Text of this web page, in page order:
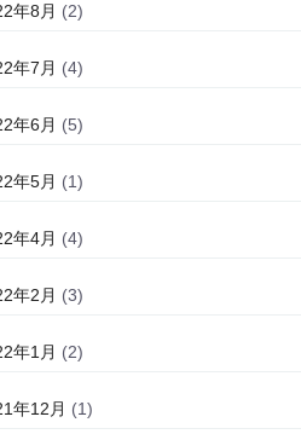
年8月 (2)
年7月 (4)
年6月 (5)
年5月 (1)
年4月 (4)
年2月 (3)
年1月 (2)
年12月 (1)